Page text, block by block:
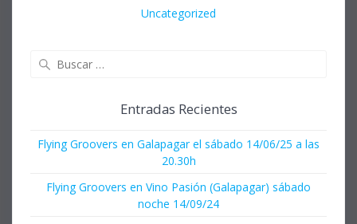
Uncategorized
Entradas Recientes
Flying Groovers en Galapagar el sábado 14/06/25 a las
20.30h
Flying Groovers en Vino Pasión (Galapagar) sábado
noche 14/09/24